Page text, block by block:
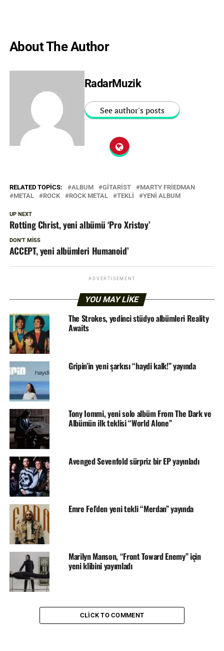
About The Author
RadarMuzik
See author's posts
RELATED TOPICS: ALBUM GITARIST
MARTY FRIEDMAN
METAL
ROCK ROCK METAL TEKLI YENI ALBUM
UP NEXT
Rotting Christ, yeni albümü ‘Pro Xristoy’
DON'T MISS
ACCEPT, yeni albümleri Humanoid’
ADVERTISEMENT
YOU MAY LIKE
The Strokes, yedinci stüdyo albümleri Reality
Awaits
Gripin’in yeni şarkısı “haydi kalk!” yayında
Tony Iommi, yeni solo albüm From The Dark ve
Albümün ilk teklisi “World Alone”
Avenged Sevenfold sürpriz bir EP yayınladı
Emre Fel’den yeni tekli “Merdan” yayında
Marilyn Manson, “Front Toward Enemy” için
yeni klibini yayımladı
CLICK TO COMMENT